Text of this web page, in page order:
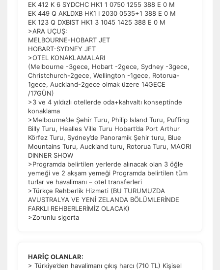
EK 412 K 6 SYDCHC HK1 1 0750 1255 388 E 0 M
EK 449 Q AKLDXB HK1 I 2030 0535+1 388 E 0 M
EK 123 Q DXBIST HK1 3 1045 1425 388 E 0 M
>ARA UÇUŞ:
MELBOURNE-HOBART JET
HOBART-SYDNEY JET
>OTEL KONAKLAMALARI
(Melbourne -3gece, Hobart -2gece, Sydney -3gece,
Christchurch-2gece, Wellington -1gece, Rotorua-
1gece, Auckland-2gece olmak üzere 14GECE
/17GÜN)
>3 ve 4 yıldızlı otellerde oda+kahvaltı konseptinde
konaklama
>Melbourne’de Şehir Turu, Philip Island Turu, Puffing
Billy Turu, Healles Ville Turu Hobart’da Port Arthur
Körfez Turu, Sydney’de Panoramik Şehir turu, Blue
Mountains Turu, Auckland turu, Rotorua Turu, MAORI
DINNER SHOW
>Programda belirtilen yerlerde alınacak olan 3 öğle
yemeği ve 2 akşam yemeği Programda belirtilen tüm
turlar ve havalimanı – otel transferleri
>Türkçe Rehberlik Hizmeti (BU TURUMUZDA
AVUSTRALYA VE YENİ ZELANDA BÖLÜMLERİNDE
FARKLI REHBERLERİMİZ OLACAK)
>Zorunlu sigorta
HARİÇ OLANLAR:
> Türkiye’den havalimanı çıkış harcı (710 TL) Kişisel